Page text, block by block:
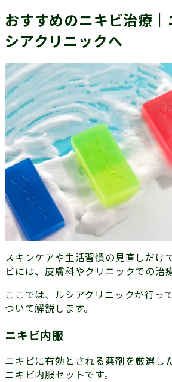
おすすめのニキビ治療
シアクリニックへ
スキンケアや生活習慣の見直しだけ
ビには、皮膚科やクリニックでの治
ここでは、ルシアクリニックが行っ
ついて解説します。
ニキビ内服
ニキビに有効とされる薬剤を厳選し
ニキビ内服セットです。